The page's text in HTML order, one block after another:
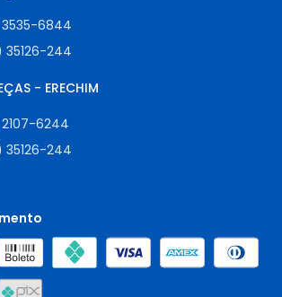
6844
35126-244
- ERECHIM
6244
35126-244